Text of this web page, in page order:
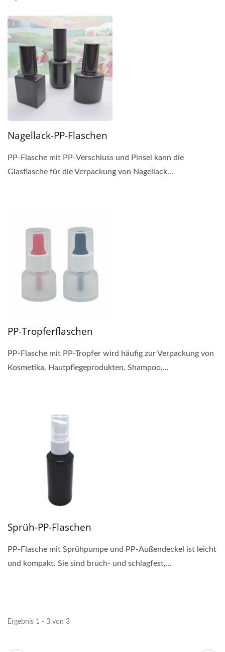
Nagellack-PP-Flaschen
PP-Flasche mit PP-Verschluss und Pinsel kann die
Glasflasche für die Verpackung von Nagellack...
PP-Tropferflaschen
PP-Flasche mit PP-Tropfer wird häufig zur Verpackung von
Kosmetika, Hautpflegeprodukten, Shampoo,...
Sprüh-PP-Flaschen
PP-Flasche mit Sprühpumpe und PP-Außendeckel ist leicht
und kompakt. Sie sind bruch- und schlagfest,...
Ergebnis 1 - 3 von 3